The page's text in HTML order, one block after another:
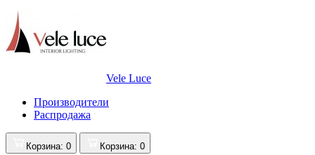
Vele Luce
Производители
Распродажа
Корзина: 0 Корзина: 0